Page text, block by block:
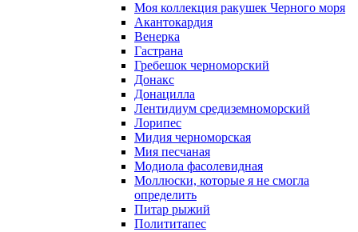
Моя коллекция ракушек Черного моря
Акантокардия
Венерка
Гастрана
Гребешок черноморский
Донакс
Донацилла
Лентидиум средиземноморский
Лорипес
Мидия черноморская
Мия песчаная
Модиола фасолевидная
Моллюски, которые я не смогла
определить
Питар рыжий
Полититапес